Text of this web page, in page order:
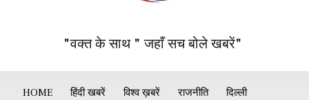
"वक्त के साथ " जहाँ सच बोले खबरें"
HOME हिंदी खबरें विश्व ख़बरें राजनीति दिल्ली